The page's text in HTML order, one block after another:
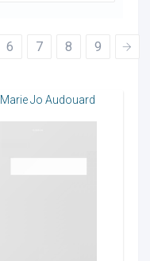
6 7 8 9
Marie Jo Audouard